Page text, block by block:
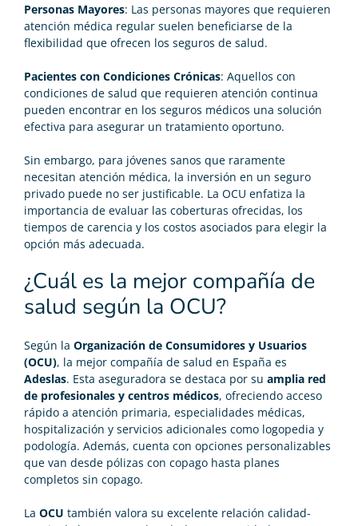
Personas Mayores: Las personas mayores que requieren
atención médica regular suelen beneficiarse de la
flexibilidad que ofrecen los seguros de salud.
Pacientes con Condiciones Crónicas: Aquellos con
condiciones de salud que requieren atención continua
pueden encontrar en los seguros médicos una solución
efectiva para asegurar un tratamiento oportuno.
Sin embargo, para jóvenes sanos que raramente
necesitan atención médica, la inversión en un seguro
privado puede no ser justificable. La OCU enfatiza la
importancia de evaluar las coberturas ofrecidas, los
tiempos de carencia y los costos asociados para elegir la
opción más adecuada.
¿Cuál es la mejor compañía de
salud según la OCU?
Según la Organización de Consumidores y Usuarios
(OCU), la mejor compañía de salud en España es
Adeslas. Esta aseguradora se destaca por su amplia red
de profesionales y centros médicos, ofreciendo acceso
rápido a atención primaria, especialidades médicas,
hospitalización y servicios adicionales como logopedia y
podología. Además, cuenta con opciones personalizables
que van desde pólizas con copago hasta planes
completos sin copago.
La OCU también valora su excelente relación calidad-